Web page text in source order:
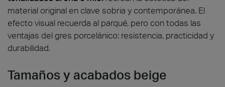
material original en clave sobria y contemporánea. El
efecto visual recuerda al parqué, pero con todas las
ventajas del gres porcelánico: resistencia, practicidad y
durabilidad.
Tamaños y acabados beige